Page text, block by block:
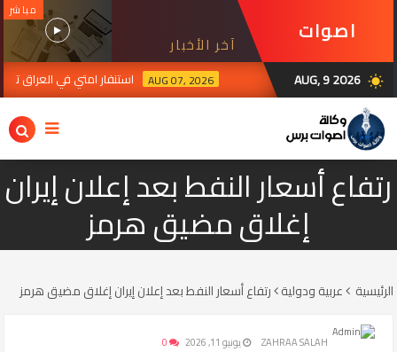
اصوات
برس
آخر الأخبار
مباشر
wb_sunny
AUG, 9 2026
AUG 07, 2026 استنفار امتي في العراق ترقبا لرد
رتفاع أسعار النفط بعد إعلان إيران
إغلاق مضيق هرمز
الرئيسية عربية ودولية رتفاع أسعار النفط بعد إعلان إيران إغلاق مضيق هرمز
ZAHRAA SALAH يونيو 11, 2026